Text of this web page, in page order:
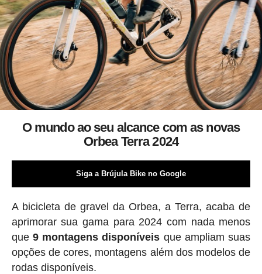
O mundo ao seu alcance com as novas
Orbea Terra 2024
Siga a Brújula Bike no Google
A bicicleta de gravel da Orbea, a Terra, acaba de
aprimorar sua gama para 2024 com nada menos
que 9 montagens disponíveis que ampliam suas
opções de cores, montagens além dos modelos de
rodas disponíveis.